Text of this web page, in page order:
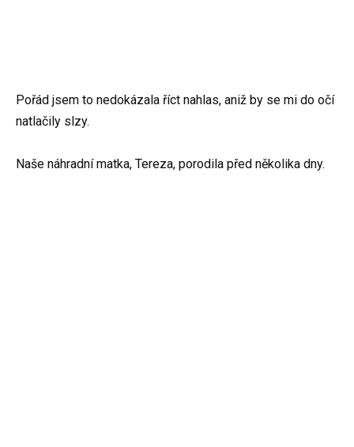
Pořád jsem to nedokázala říct nahlas, aniž by se mi do očí
natlačily slzy.
Naše náhradní matka, Tereza, porodila před několika dny.